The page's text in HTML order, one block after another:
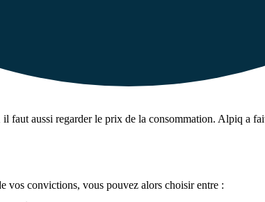
faut aussi regarder le prix de la consommation. Alpiq a
vos convictions, vous pouvez alors choisir entre :